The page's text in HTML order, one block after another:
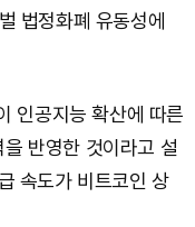
법정화폐 유동성에
인공지능 확산에 따른
반영한 것이라고 설
속도가 비트코인 상